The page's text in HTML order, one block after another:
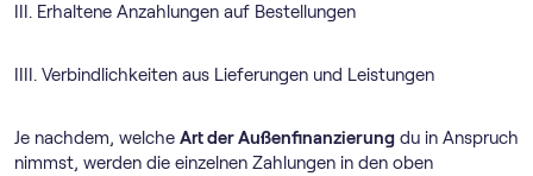
III. Erhaltene Anzahlungen auf Bestellungen
IIII. Verbindlichkeiten aus Lieferungen und Leistungen
Je nachdem, welche Art der Außenfinanzierung du in Anspruch
nimmst, werden die einzelnen Zahlungen in den oben